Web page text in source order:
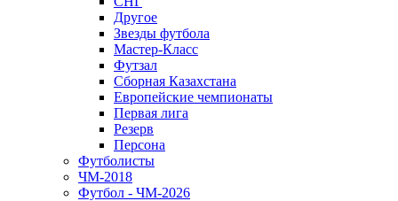
Другое
Звезды футбола
Мастер-Класс
Футзал
Сборная Казахстана
Европейские чемпионаты
Первая лига
Резерв
Персона
Футболисты
ЧМ-2018
Футбол - ЧМ-2026